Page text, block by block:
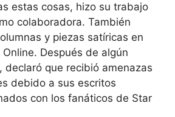
estas cosas, hizo su trabajo
colaboradora. También
y piezas satíricas en
Después de algún
declaró que recibió amenazas
debido a sus escritos
con los fanáticos de Star